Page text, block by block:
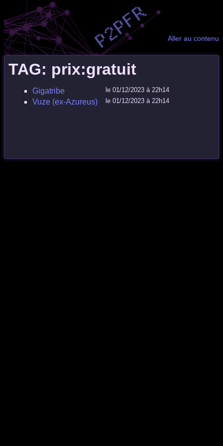
Aller au contenu
TAG: prix:gratuit
Gigatribe le 01/12/2023 à 22h14
Vuze (ex-Azureus) le 01/12/2023 à 22h14